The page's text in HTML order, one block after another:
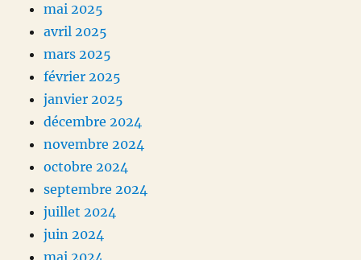
mai 2025
avril 2025
mars 2025
février 2025
janvier 2025
décembre 2024
novembre 2024
octobre 2024
septembre 2024
juillet 2024
juin 2024